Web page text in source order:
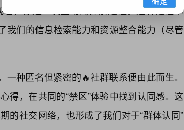
，都是一次主动的探索过程。这种过程本
我们的信息检索能力和资源整合能力（尽管
一种匿名但紧密的🔥社群联系便由此而生。
得，在共同的“禁区”体验中找到认同感。这
的社交网络，也形成了我们对于“群体认同”